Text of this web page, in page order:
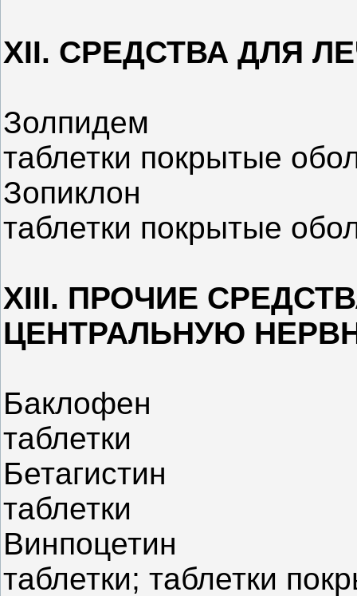
XII. СРЕДСТВА ДЛЯ
Золпидем
таблетки покрытые
Зопиклон
таблетки покрытые
XIII. ПРОЧИЕ
ЦЕНТРАЛЬНУЮ
Баклофен
таблетки
Бетагистин
таблетки
Винпоцетин
таблетки; таблетки